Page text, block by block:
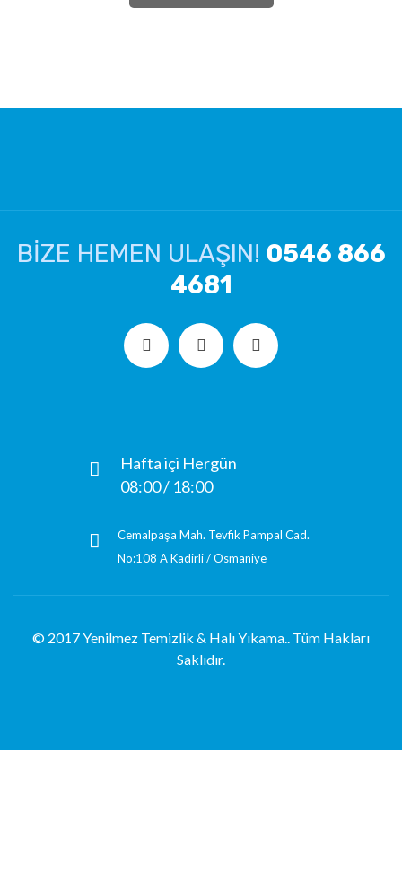
BİZE HEMEN ULAŞIN! 0546 866
4681
Hafta içi Hergün
08:00 / 18:00
Cemalpaşa Mah. Tevfik Pampal Cad.
No:108 A Kadirli / Osmaniye
© 2017 Yenilmez Temizlik & Halı Yıkama.. Tüm Hakları
Saklıdır.